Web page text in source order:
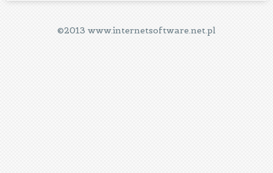
©2013 www.internetsoftware.net.pl